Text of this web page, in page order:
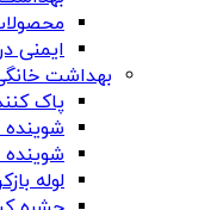
ایمنی
بهداشت
پاک
لوله